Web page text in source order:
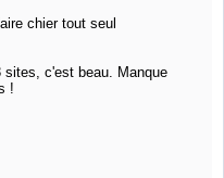
chier tout seul
sites, c'est beau. Manque
!